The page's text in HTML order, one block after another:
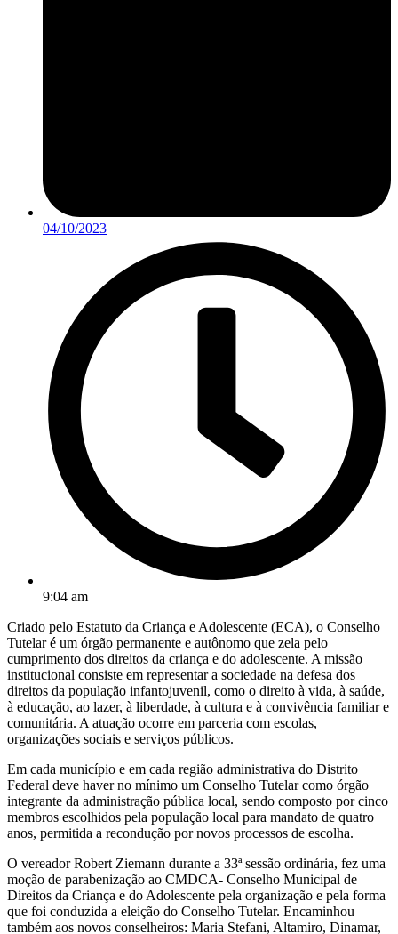
04/10/2023
9:04 am
Criado pelo Estatuto da Criança e Adolescente (ECA), o Conselho
Tutelar é um órgão permanente e autônomo que zela pelo
cumprimento dos direitos da criança e do adolescente. A missão
institucional consiste em representar a sociedade na defesa dos
direitos da população infantojuvenil, como o direito à vida, à saúde,
à educação, ao lazer, à liberdade, à cultura e à convivência familiar e
comunitária. A atuação ocorre em parceria com escolas,
organizações sociais e serviços públicos.
Em cada município e em cada região administrativa do Distrito
Federal deve haver no mínimo um Conselho Tutelar como órgão
integrante da administração pública local, sendo composto por cinco
membros escolhidos pela população local para mandato de quatro
anos, permitida a recondução por novos processos de escolha.
O vereador Robert Ziemann durante a 33ª sessão ordinária, fez uma
moção de parabenização ao CMDCA- Conselho Municipal de
Direitos da Criança e do Adolescente pela organização e pela forma
que foi conduzida a eleição do Conselho Tutelar. Encaminhou
também aos novos conselheiros: Maria Stefani, Altamiro, Dinamar,